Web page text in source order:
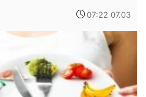
07:22 07.03